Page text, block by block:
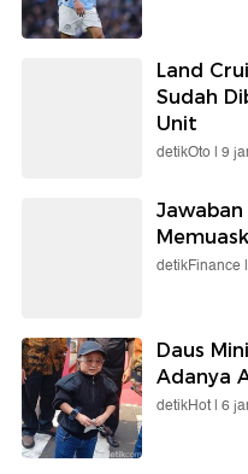
Land
Sudah
Unit
detikOto | 9
Jawaban
detikFinance |
Daus
Adanya
detikHot | 6